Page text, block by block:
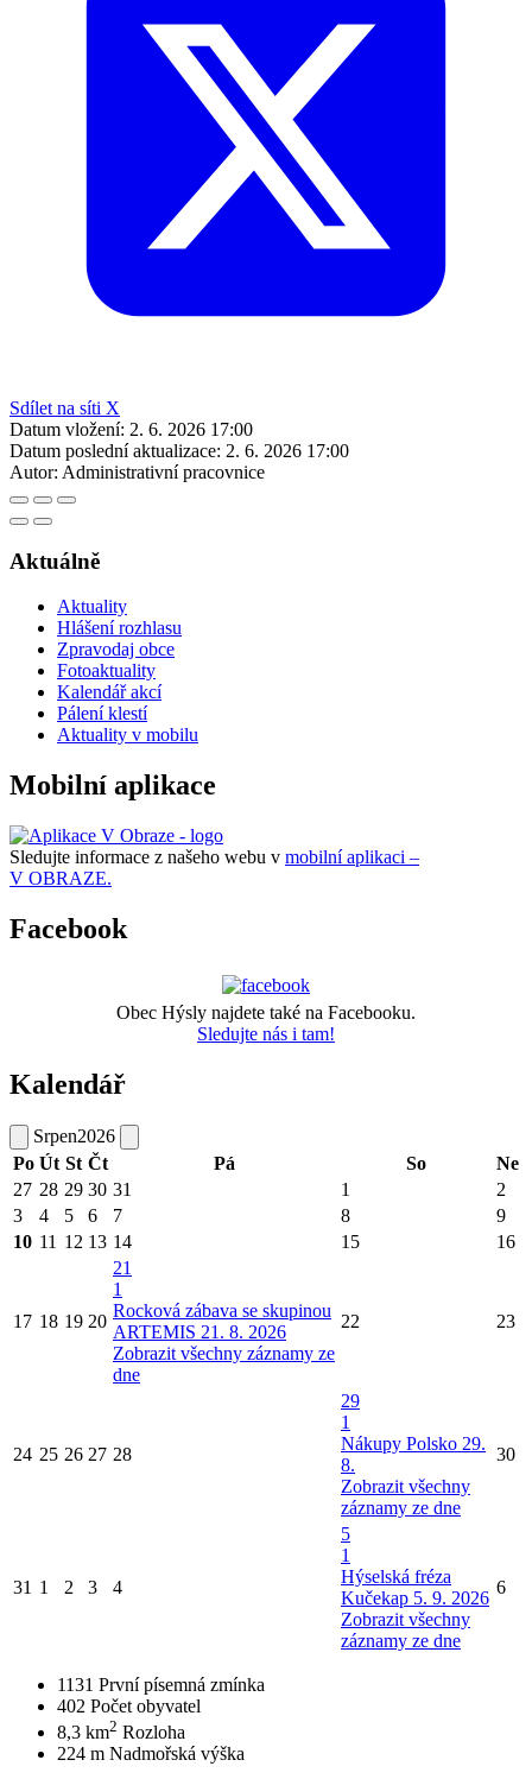
Sdílet na síti X
Datum vložení: 2. 6. 2026 17:00
Datum poslední aktualizace: 2. 6. 2026 17:00
Autor: Administrativní pracovnice
Aktuálně
Aktuality
Hlášení rozhlasu
Zpravodaj obce
Fotoaktuality
Kalendář akcí
Pálení klestí
Aktuality v mobilu
Mobilní aplikace
Sledujte informace z našeho webu v mobilní aplikaci –
V OBRAZE.
Facebook
Obec Hýsly najdete také na Facebooku.
Sledujte nás i tam!
Kalendář
Srpen2026
Po Út St Čt Pá So
Ne
27 28 29 30 31 1
2
3
4 5 6 7 8
9
10 11 12 13 14 15 16
17 18 19 20
21
1
Rocková zábava se skupinou
ARTEMIS 21. 8. 2026
Zobrazit všechny záznamy ze
dne
22 23
24 25 26 27 28
29
1
Nákupy Polsko 29.
8.
Zobrazit všechny
záznamy ze dne
30
31 1 2 3 4
5
1
Hýselská fréza
Kučekap 5. 9. 2026
Zobrazit všechny
záznamy ze dne
6
1131 První písemná zmínka
402 Počet obyvatel
8,3 km2 Rozloha
224 m Nadmořská výška